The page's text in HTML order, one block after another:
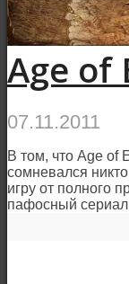
Age of
07.11.2011
В том, что Age of
сомневался
игру от полного
пафосный